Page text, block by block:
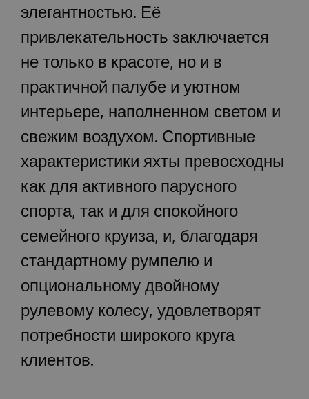
элегантностью. Её
привлекательность заключается
не только в красоте, но и в
практичной палубе и уютном
интерьере, наполненном светом и
свежим воздухом. Спортивные
характеристики яхты превосходны
как для активного парусного
спорта, так и для спокойного
семейного круиза, и, благодаря
стандартному румпелю и
опциональному двойному
рулевому колесу, удовлетворят
потребности широкого круга
клиентов.